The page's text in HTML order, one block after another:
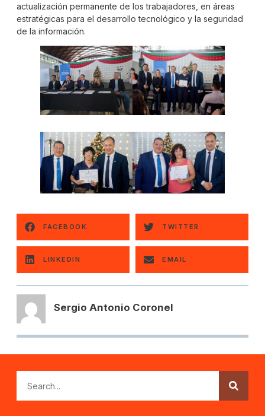
actualización permanente de los trabajadores, en áreas
estratégicas para el desarrollo tecnológico y la seguridad
de la información.
FACEBOOK TWITTER
LINKEDIN EMAIL
Sergio Antonio Coronel